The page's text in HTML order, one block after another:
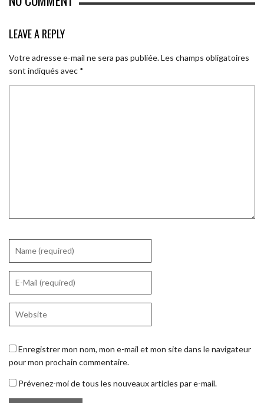
LEAVE A REPLY
Votre adresse e-mail ne sera pas publiée.Les champs obligatoires
sont indiqués avec *
Enregistrer mon nom, mon e-mail et mon site dans le navigateur
pour mon prochain commentaire.
Prévenez-moi de tous les nouveaux articles par e-mail.